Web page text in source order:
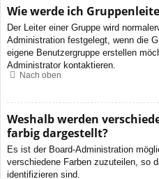
Wie werde ich
Der Leiter einer Gruppe wird
Administration festgelegt, wenn die
eigene Benutzergruppe erstellen
Administrator kontaktieren.
Nach oben
Weshalb werden
farbig dargestellt?
Es ist der Board-Administration
verschiedene Farben zuzuteilen, so
identifizieren sind.